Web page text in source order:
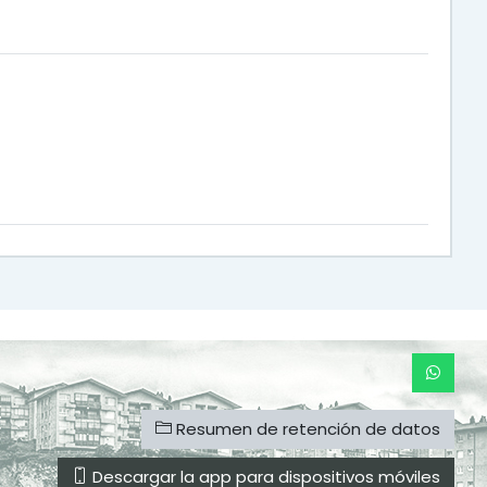
Resumen de retención de datos
Descargar la app para dispositivos móviles